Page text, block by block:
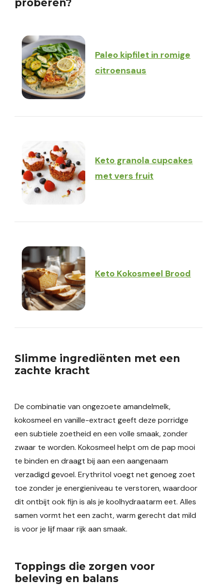
proberen?
Paleo kipfilet in romige
citroensaus
Keto granola cupcakes
met vers fruit
Keto Kokosmeel Brood
Slimme ingrediënten met een
zachte kracht
De combinatie van ongezoete amandelmelk,
kokosmeel en vanille-extract geeft deze porridge
een subtiele zoetheid en een volle smaak, zonder
zwaar te worden. Kokosmeel helpt om de pap mooi
te binden en draagt bij aan een aangenaam
verzadigd gevoel. Erythritol voegt net genoeg zoet
toe zonder je energieniveau te verstoren, waardoor
dit ontbijt ook fijn is als je koolhydraatarm eet. Alles
samen vormt het een zacht, warm gerecht dat mild
is voor je lijf maar rijk aan smaak.
Toppings die zorgen voor
beleving en balans